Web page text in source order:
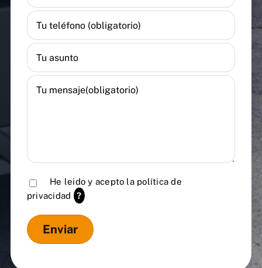
He leido y acepto la política de
privacidad
?